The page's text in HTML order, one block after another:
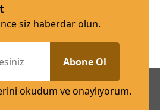
siz haberdar olun.
Abone Ol
okudum ve onaylıyorum.